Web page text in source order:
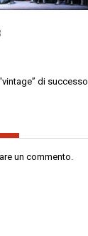
di successo
un commento.